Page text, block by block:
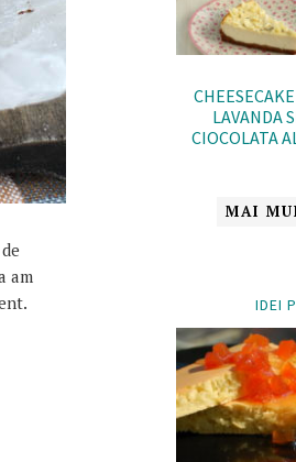
am
LAVANDA
CIOCOLATA
MAI
IDEI